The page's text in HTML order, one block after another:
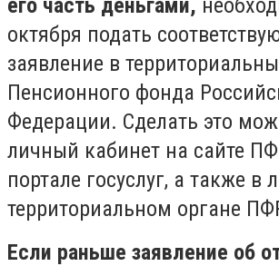
его часть деньгами,
октября подать
заявление в
Пенсионного фонда
Федерации. Сделать это
личный кабинет на сайте
портале госуслуг, а также в
территориальном органе
Если раньше заявление об